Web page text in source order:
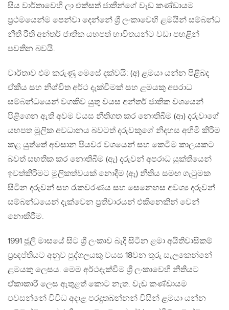
සිය වාර්තාවෙහි ලා එක්සත් ජාතීන්ගේ වැඩ කණ්ඩායම
ප්‍රථමයෙන්ම පෙන්වා දෙන්නේ ශ්‍රී ලංකාවෙහි ළමයින් සම්බන්ධ
නීති රීති අන්තර් ජාතික යහපත් භාවිතයන්ට වඩා පහළින්
පවතින බවයි.
වාර්තාව එම කරුණූ මෙසේ දක්වයි: (අ) ළමයා යන්න පිළිබද
ඒකීය සහ නිශ්චිත අර්ථ දැක්වීමක් සහ ළමයකු අපරාධ
සම්බන්ධයෙන් වගකිව යුතු වයස අන්තර් ජාතික වශයෙන්
පිළිගෙන ඇති අවම වයස නීතිගත කර නොතිබීම (ආ) දරුවාගේ
යහපත මූලික අවධානය බවටත් දරුවකුගේ නිදහස අහිමි කිරීම
කළ යුත්තේ අවසාන පියවර වශයෙන් සහ කෙටිම කාලයකට
බවත් සහතික කර නොතිබීම (ඇ) දරුවන් අපරාධ යුක්තියෙන්
ඉවත්කිරීමට මූලිකත්වයක් නොදීම (ඈ) නීතිය සමඟ ගැටුමක
සිටින දරුවන් සහ රැකවරණය සහ සෙනෙහස අවශ්‍ය දරුවන්
සම්බන්ධයෙන් දැක්වෙන ප්‍රතිචාරයන් එකිනෙකින් වෙන්
නොකිරීම.
1991 ජූලි මාසයේ සිට ශ්‍රී ලංකාව බැදී සිටින ළමා අයිතිවාසිකම්
ප්‍රඥප්තියට අනුව පුද්ගලයකු වයස 18වන තුරු සැලකෙන්නේ
ළමයකු ලෙසය. මෙම අර්ථදැක්වීම ශ්‍රී ලංකාවෙහි නීතියට
ඒකාකාරී ලෙස ඇතුළත් කොට නැත. වැඩ කණ්ඩායම
පවසන්නේ විවිධ අදාළ පරදුතබන්නන් විසින් ළමයා යන්න